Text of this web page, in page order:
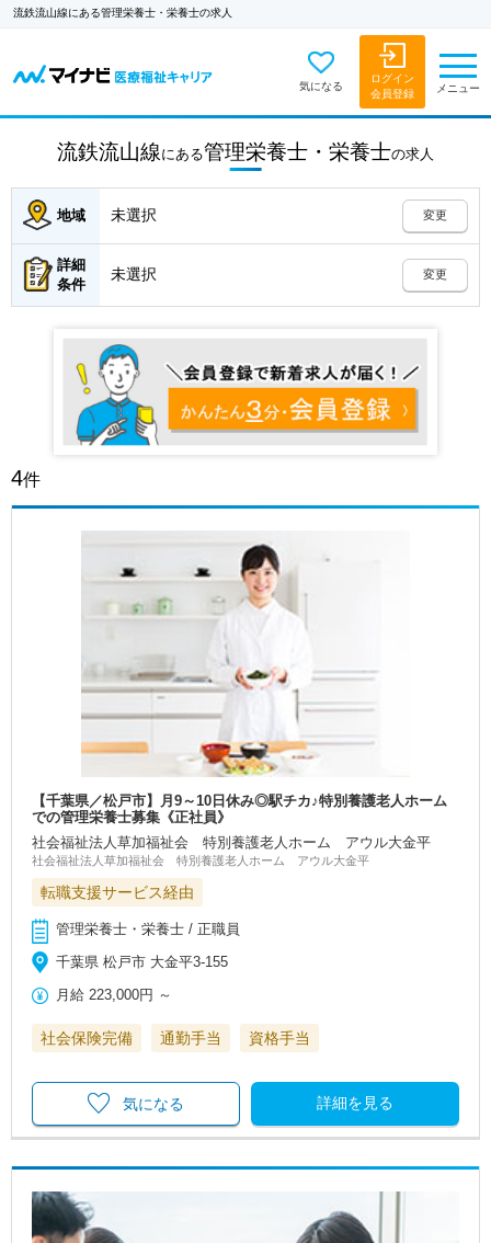
流鉄流山線にある管理栄養士・栄養士の求人
気になる
ログイン
会員登録
メニュー
流鉄流山線 にある管理栄養士・栄養士の求人
地域 未選択 変更
詳細
条件
未選択 変更
4件
【千葉県／松戸市】月9～10日休み◎駅チカ♪特別養護老人ホーム
での管理栄養士募集《正社員》
社会福祉法人草加福祉会 特別養護老人ホーム アウル大金平
社会福祉法人草加福祉会 特別養護老人ホーム アウル大金平
転職支援サービス経由
管理栄養士・栄養士 / 正職員
千葉県 松戸市 大金平3-155
月給 223,000円 ～
社会保険完備 通勤手当 資格手当
詳細を見る
気になる